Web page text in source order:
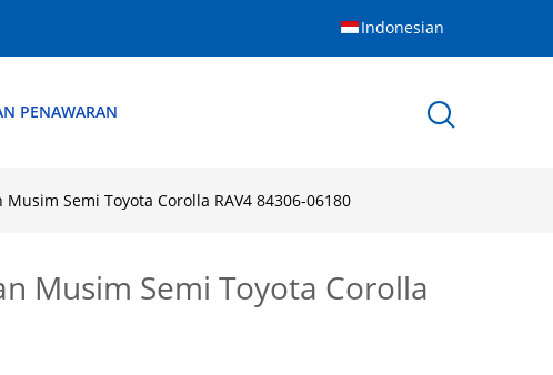
Indonesian
PENAWARAN
Semi Toyota Corolla RAV4 84306-06180
Musim Semi Toyota Corolla